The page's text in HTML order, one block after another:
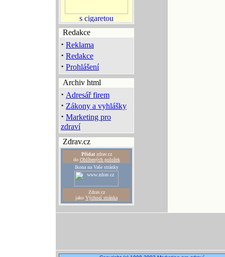
Redakce
· Reklama
· Redakce
· Prohlášení
Archiv html
· Adresář firem
· Zákony a vyhlášky
· Marketing pro
zdraví
Zdrav.cz
Přidatzdrav.cz
do Oblíbených položek
Ikona na Vaše stránky
Zdrav.cz
jako Výchozí stránka